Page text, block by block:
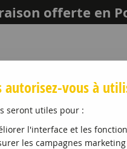
offerte en
autorisez-vous à
seront utiles pour :
l'interface et les
les campagnes